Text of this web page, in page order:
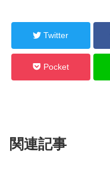
Twitter
Pocket
関連記事